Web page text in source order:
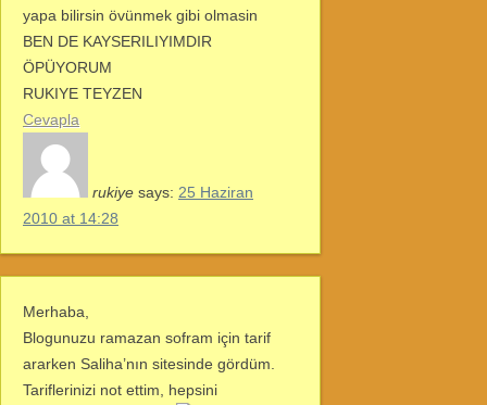
yapa bilirsin övünmek gibi olmasin
BEN DE KAYSERILIYIMDIR
ÖPÜYORUM
RUKIYE TEYZEN
Cevapla
rukiye says: 25 Haziran
2010 at 14:28
Merhaba,
Blogunuzu ramazan sofram için tarif
ararken Saliha’nın sitesinde gördüm.
Tariflerinizi not ettim, hepsini